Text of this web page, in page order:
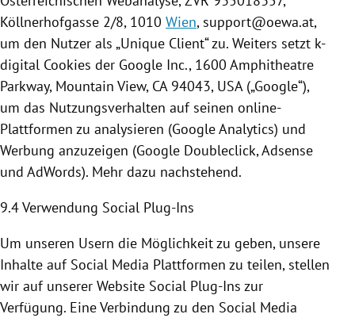
Köllnerhofgasse 2/8, 1010 Wien, support@oewa.at,
um den Nutzer als „Unique Client“ zu. Weiters setzt k-
digital Cookies der Google Inc., 1600 Amphitheatre
Parkway, Mountain View, CA 94043, USA („Google“),
um das Nutzungsverhalten auf seinen online-
Plattformen zu analysieren (Google Analytics) und
Werbung anzuzeigen (Google Doubleclick, Adsense
und AdWords). Mehr dazu nachstehend.
9.4 Verwendung Social Plug-Ins
Um unseren Usern die Möglichkeit zu geben, unsere
Inhalte auf Social Media Plattformen zu teilen, stellen
wir auf unserer Website Social Plug-Ins zur
Verfügung. Eine Verbindung zu den Social Media